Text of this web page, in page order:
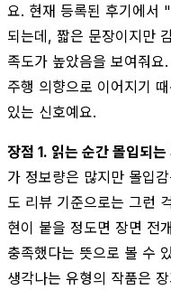
요. 현재 등록된 후기에서
되는데, 짧은 문장이지만
족도가 높았음을 보여줘
주행 의향으로 이어지기
있는 신호예요.
장점 1. 읽는 순간 몰입되
가 정보량은 많지만 몰입
도 리뷰 기준으로는 그런
현이 붙을 정도면 장면 전
충족했다는 뜻으로 볼 수
생각나는 유형의 작품은